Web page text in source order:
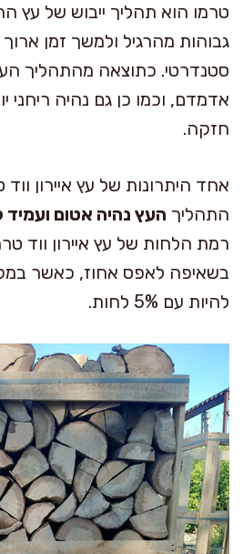
טרמו הוא תהליך ייבוש של עץ
גבוהות מהרגיל ולמשך זמן
סטנדרטי. כתוצאה מהתהליך
אדמדם, וכמו כן גם נהיה ריחני
חזקה.
אחד היתרונות של עץ איירון
התהליך העץ נהיה אטום ועמיד
רמת הלחות של עץ איירון ווד
בשאיפה לאפס אחוז, כאשר
להיות עם 5% לחות.